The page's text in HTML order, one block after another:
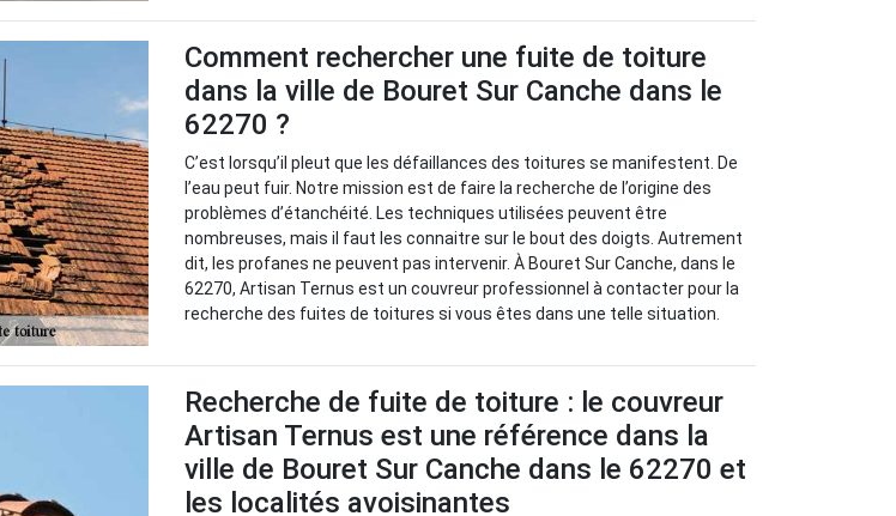
Comment rechercher une fuite de toiture
dans la ville de Bouret Sur Canche dans le
62270 ?
C’est lorsqu’il pleut que les défaillances des toitures se manifestent. De
l’eau peut fuir. Notre mission est de faire la recherche de l’origine des
problèmes d’étanchéité. Les techniques utilisées peuvent être
nombreuses, mais il faut les connaitre sur le bout des doigts. Autrement
dit, les profanes ne peuvent pas intervenir. À Bouret Sur Canche, dans le
62270, Artisan Ternus est un couvreur professionnel à contacter pour la
recherche des fuites de toitures si vous êtes dans une telle situation.
Recherche de fuite de toiture : le couvreur
Artisan Ternus est une référence dans la
ville de Bouret Sur Canche dans le 62270 et
les localités avoisinantes